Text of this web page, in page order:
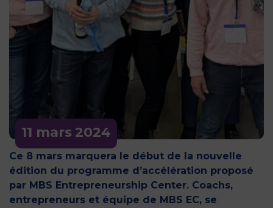
11 mars2024
Ce 8 mars marquera le début de la nouvelle
édition du programme d’accélération proposé
par MBS Entrepreneurship Center. Coachs,
entrepreneurs et équipe de MBS EC, se